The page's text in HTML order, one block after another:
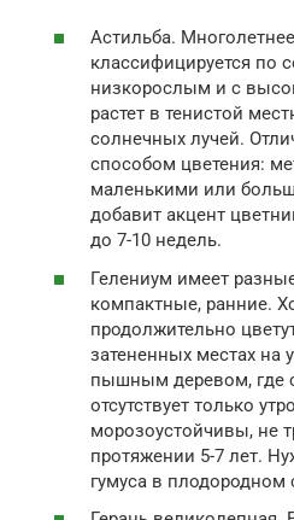
Астильба.
классифицируется по
низкорослым и с
растет в тенистой
солнечных лучей.
способом цветения:
маленькими или
добавит акцент
до 7-10 недель.
Гелениум имеет
компактные, ранние.
продолжительно
затененных местах на
пышным деревом, где
отсутствует только
морозоустойчивы, не
протяжении 5-7 лет.
гумуса в плодородном